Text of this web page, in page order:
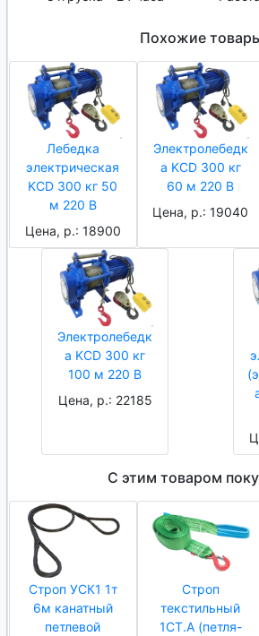
Похожие
Лебедка
электрическая
KCD 300 кг 50
м 220 В
Цена, р.: 18900
Электролебедк
а KCD 300 кг
60 м 220 В
Цена, р.: 19040
Электролебедк
а KCD 300 кг
100 м 220 В
Цена, р.: 22185
С этим товаром
Строп УСК1 1т
6м канатный
петлевой
Строп
текстильный
1СТ.А (петля-